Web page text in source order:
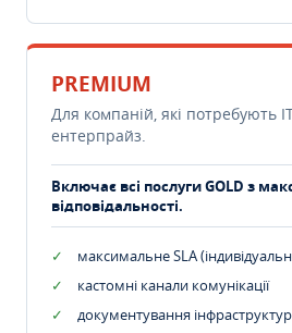
PREMIUM
Для компаній, які потребують
ентерпрайз.
Включає всі послуги GOLD з
відповідальності.
максимальне SLA
кастомні канали комунікації
документування